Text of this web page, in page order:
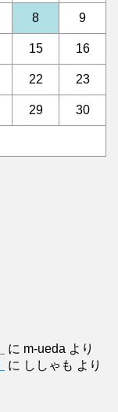
8 9
15 16
22 23
29 30
に m-ueda より
に ししゃも より